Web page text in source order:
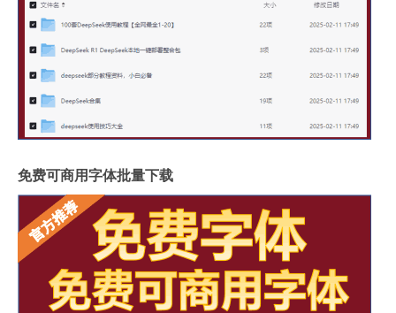
免费可商用字体批量下载